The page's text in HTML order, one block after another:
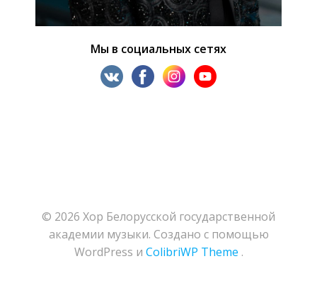
Мы в социальных сетях
© 2026 Хор Белорусской государственной
академии музыки. Создано с помощью
WordPress и ColibriWP Theme .